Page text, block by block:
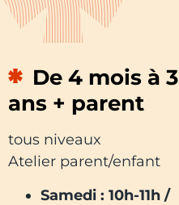
De 4 mois à 3
ans + parent
tous niveaux
Atelier parent/enfant
Samedi : 10h-11h /